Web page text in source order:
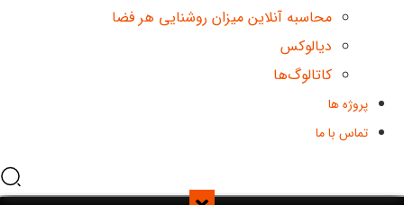
محاسبه آنلاین میزان روشنایی هر فضا
دیالوکس
کاتالوگ‌ها
پروژه ها
تماس با ما